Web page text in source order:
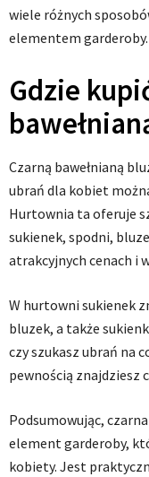
wiele różnych
elementem garderoby.
Gdzie
Czarną bawełnianą
ubrań dla kobiet
Hurtownia ta oferuje
sukienek, spodni,
atrakcyjnych cenach i
W hurtowni sukienek
bluzek, a także
czy szukasz ubrań na
pewnością znajdziesz
Podsumowując,
element garderoby,
kobiety. Jest